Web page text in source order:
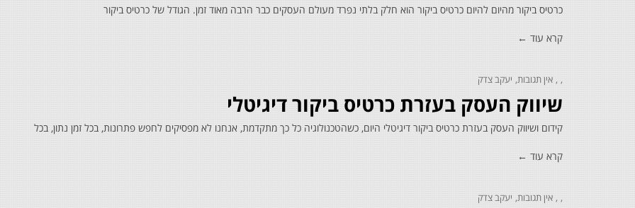
כרטיס ביקור מהיום להיום כרטיס ביקור הוא חלק בלתי נפרד מעולם העסקים כבר הרבה מאוד זמן. הגודל של כרטיס ביקור
קרא עוד ←
אין תגובות יעקב צדק
שיווק העסק בעזרת כרטיס ביקור דיגיטלי
קידום ושיווק העסק בעזרת כרטיס ביקור דיגיטלי היום, כשהטכנולוגיה כל כך מתקדמת, אנחנו לא מפסיקים לחפש פתרונות, בכל זמן נתון, בכל
קרא עוד ←
אין תגובות יעקב צדק